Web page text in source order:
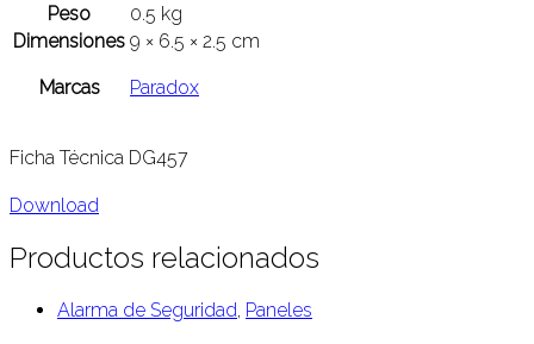
Peso
0.5 kg
Dimensiones 9 × 6.5 × 2.5 cm
Marcas Paradox
Ficha Técnica DG457
Download
Productos relacionados
Alarma de Seguridad, Paneles